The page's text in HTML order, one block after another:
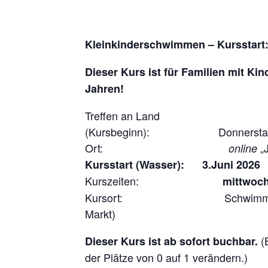
Kleinkinderschwimmen –
Dieser Kurs ist für Familien mit
Jahren!
Treffen an Land
(Kursbeginn): Donnerstag,
Ort: online
Kursstart (Wasser): 3.Juni 2026
Kurszeiten:
Kursort: Schwimmbad,
Markt)
Dieser Kurs ist ab sofort buchbar.
der Plätze von 0 auf 1 verändern.)